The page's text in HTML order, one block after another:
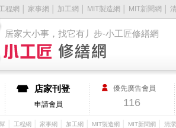
居家大小事，找它有丿步-小工匠修繕網
程網 家事網 加工網 MIT製造網 MIT新聞網
店家刊登
申請會員
優先廣告會員
116
工程網 家事網 加工網 MIT製造網 MIT新聞網 清